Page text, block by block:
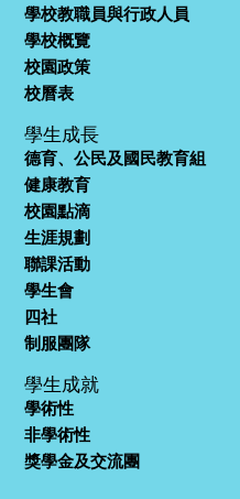
學校教職員與行政人員
學校概覽
校園政策
校曆表
學生成長
德育、公民及國民教育組
健康教育
校園點滴
生涯規劃
聯課活動
學生會
四社
制服團隊
學生成就
學術性
非學術性
獎學金及交流團